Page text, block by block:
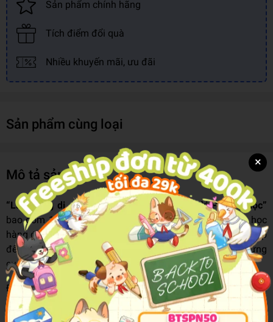
Sản phẩm chính hãng
Tích điểm đổi quà
Nhiều khuyến mãi, ưu đãi
Sản phẩm cùng loại
Mô tả sản phẩm
“Lao động di cư trong lịch sử Việt Nam thời Pháp thuộc”
bao gồm 12 tiểu luận đặc sắc của nhiều nhà Việt Nam học
hàng đầu cùng bàn luận về chủ đề rất hiếm khi được đề cập
đến trong các nghiên cứu về lịch sử Việt Nam. Đó là những
cuộc di dân trong lịch sử Việt Nam.
Đối với các nhà sử học về xã hội, di cư là thời cơ đặc biệt để
nghiên cứu những đổi thay về mặt lịch sử vì di cư thường
cung cấp những dữ liệu khả tín và phong phú về chất lượng;
×